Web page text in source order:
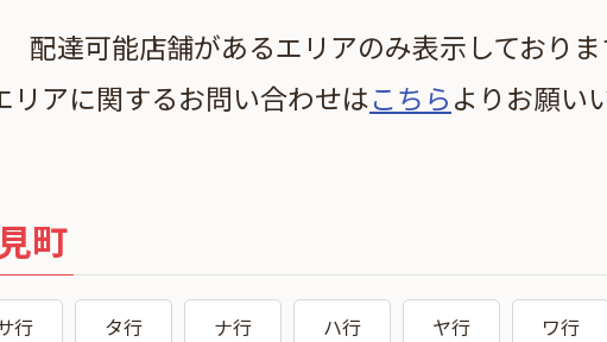
配達可能店舗があるエリアのみ表示しておりま
リアに関するお問い合わせはこちらよりお願い
町
行 タ行 ナ行 ハ行 ヤ行 ワ行